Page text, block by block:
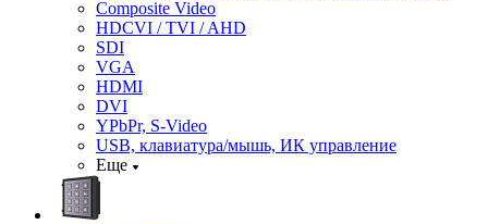
Composite Video
HDCVI / TVI / AHD
SDI
VGA
HDMI
DVI
YPbPr, S-Video
USB, клавиатура/мышь, ИК управление
Еще